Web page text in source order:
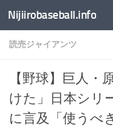
コンテンツへスキップ
Nijiirobaseball.info
読売ジャイアンツ
【野球】巨人・
けた」日本シリ
に言及「使うべ